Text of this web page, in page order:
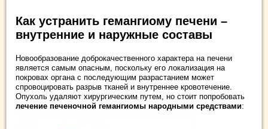
Как устранить гемангиому печени –
внутренние и наружные составы
Новообразование доброкачественного характера на печени
является самым опасным, поскольку его локализация на
покровах органа с последующим разрастанием может
спровоцировать разрыв тканей и внутреннее кровотечение.
Опухоль удаляют хирургическим путем, но стоит попробовать
лечение печеночной гемангиомы народными средствами: